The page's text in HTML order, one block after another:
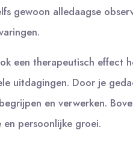
gewoon alledaagse
een therapeutisch effect
uitdagingen. Door je
en verwerken.
persoonlijke groei.